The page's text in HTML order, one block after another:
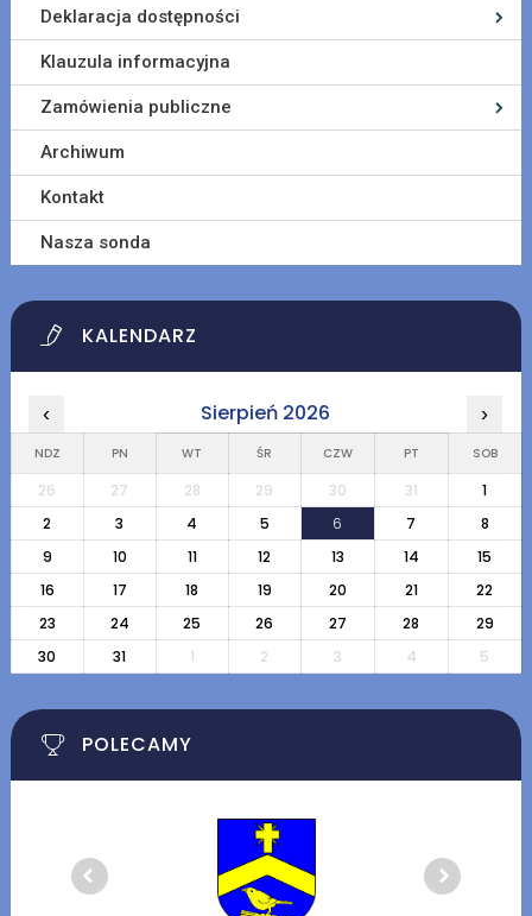
Deklaracja dostępności
Klauzula informacyjna
Zamówienia publiczne
Archiwum
Kontakt
Nasza sonda
KALENDARZ
‹ Sierpień 2026 ›
NDZ PN WT ŚR CZW PT SOB
26 27 28 29 30 31
1
2
3 4 5 6 7
8
9
10 11 12 13 14
15
16
17 18 19 20 21
22
23
24 25 26 27 28
29
30
31 1 2 3 4 5
POLECAMY